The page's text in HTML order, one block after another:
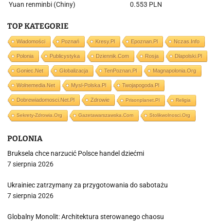
Yuan renminbi (Chiny)
0.553 PLN
TOP KATEGORIE
Wiadomości Poznań Kresy.pl Epoznan.pl Nczas.info
Polonia Publicystyka Dziennik.com Rosja Dlapolski.pl
Goniec.net Globalizacja TenPoznan.pl Magnapolonia.org
Wolnemedia.net Mysl-Polska.pl Twojapogoda.pl
Dobrewiadomosci.net.pl Zdrowie Prisonplanet.pl Religia
Sekrety-Zdrowia.org Gazetawarszawska.com Stolikwolnosci.org
POLONIA
Bruksela chce narzucić Polsce handel dziećmi
7 sierpnia 2026
Ukrainiec zatrzymany za przygotowania do sabotażu
7 sierpnia 2026
Globalny Monolit: Architektura sterowanego chaosu